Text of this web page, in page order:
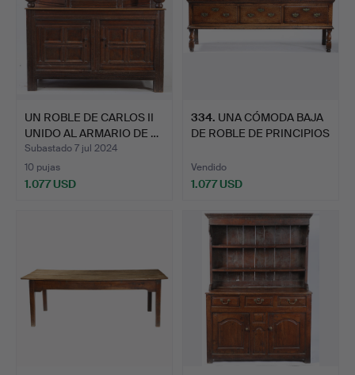
UN ROBLE DE CARLOS II
UNIDO AL ARMARIO DE …
Subastado 7 jul 2024
10 pujas
1.077 USD
334. UNA CÓMODA BAJA
DE ROBLE DE PRINCIPIOS
Vendido
1.077 USD